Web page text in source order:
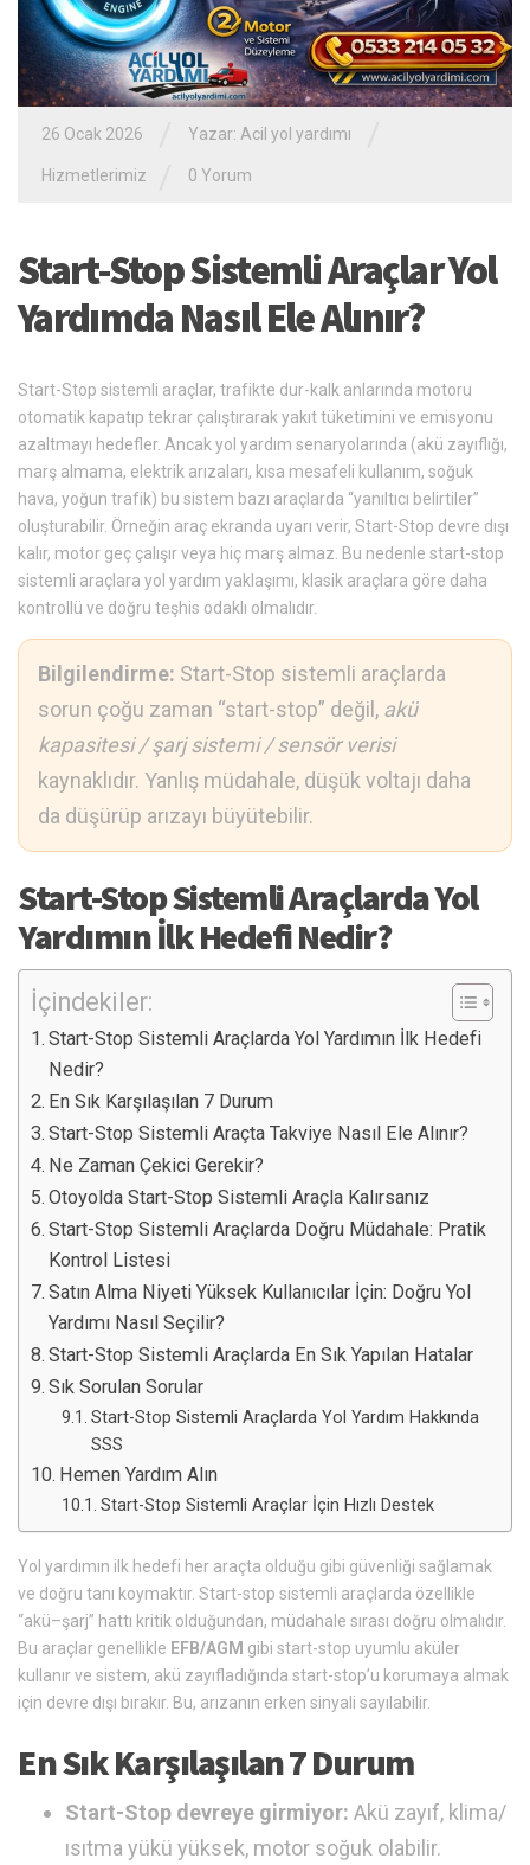
26 Ocak 2026 Yazar: Acil yol yardımı
Hizmetlerimiz 0 Yorum
Start-Stop Sistemli Araçlar Yol
Yardımda Nasıl Ele Alınır?
Start-Stop sistemli araçlar, trafikte dur-kalk anlarında motoru
otomatik kapatıp tekrar çalıştırarak yakıt tüketimini ve emisyonu
azaltmayı hedefler. Ancak yol yardım senaryolarında (akü zayıflığı,
marş almama, elektrik arızaları, kısa mesafeli kullanım, soğuk
hava, yoğun trafik) bu sistem bazı araçlarda “yanıltıcı belirtiler”
oluşturabilir. Örneğin araç ekranda uyarı verir, Start-Stop devre dışı
kalır, motor geç çalışır veya hiç marş almaz. Bu nedenle start-stop
sistemli araçlara yol yardım yaklaşımı, klasik araçlara göre daha
kontrollü ve doğru teşhis odaklı olmalıdır.
Bilgilendirme: Start-Stop sistemli araçlarda
sorun çoğu zaman “start-stop” değil, akü
kapasitesi / şarj sistemi / sensör verisi
kaynaklıdır. Yanlış müdahale, düşük voltajı daha
da düşürüp arızayı büyütebilir.
Start-Stop Sistemli Araçlarda Yol
Yardımın İlk Hedefi Nedir?
İçindekiler:
Start-Stop Sistemli Araçlarda Yol Yardımın İlk Hedefi
Nedir?
En Sık Karşılaşılan 7 Durum
Start-Stop Sistemli Araçta Takviye Nasıl Ele Alınır?
Ne Zaman Çekici Gerekir?
Otoyolda Start-Stop Sistemli Araçla Kalırsanız
Start-Stop Sistemli Araçlarda Doğru Müdahale: Pratik
Kontrol Listesi
Satın Alma Niyeti Yüksek Kullanıcılar İçin: Doğru Yol
Yardımı Nasıl Seçilir?
Start-Stop Sistemli Araçlarda En Sık Yapılan Hatalar
Sık Sorulan Sorular
Start-Stop Sistemli Araçlarda Yol Yardım Hakkında
SSS
Hemen Yardım Alın
Start-Stop Sistemli Araçlar İçin Hızlı Destek
Yol yardımın ilk hedefi her araçta olduğu gibi güvenliği sağlamak
ve doğru tanı koymaktır. Start-stop sistemli araçlarda özellikle
“akü–şarj” hattı kritik olduğundan, müdahale sırası doğru olmalıdır.
Bu araçlar genellikle EFB/AGM gibi start-stop uyumlu aküler
kullanır ve sistem, akü zayıfladığında start-stop’u korumaya almak
için devre dışı bırakır. Bu, arızanın erken sinyali sayılabilir.
En Sık Karşılaşılan 7 Durum
Start-Stop devreye girmiyor: Akü zayıf, klima/
ısıtma yükü yüksek, motor soğuk olabilir.